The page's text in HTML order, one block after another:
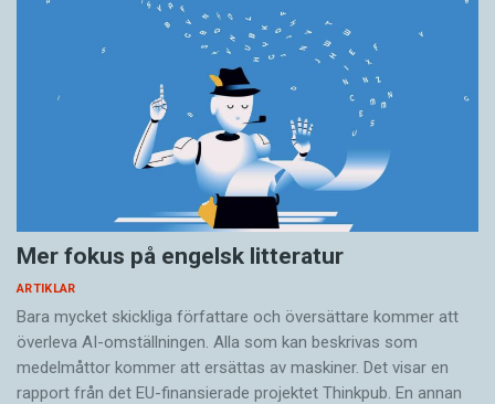
Mer fokus på engelsk litteratur
ARTIKLAR
Bara mycket skickliga författare och översättare ­kommer att
överleva AI-omställningen. Alla som kan beskrivas som
medelmåttor kommer att ersättas av maskiner. Det visar en
rapport från det EU-finansierade projektet Thinkpub. En annan